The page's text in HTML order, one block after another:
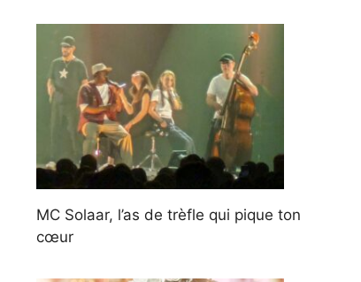
MC Solaar, l’as de trèfle qui pique ton
cœur